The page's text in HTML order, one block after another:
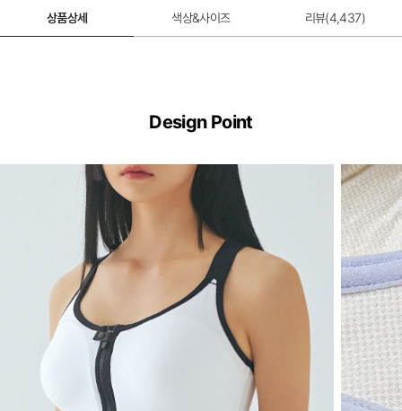
상품상세 색상&사이즈 리뷰(4,437)
Design Point